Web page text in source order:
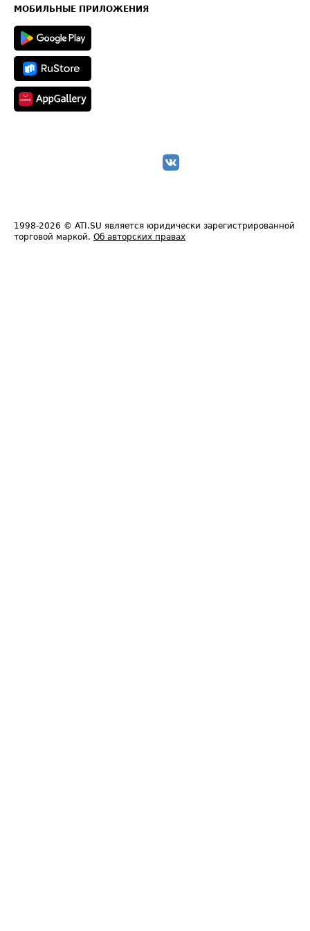
Техническая информация
МОБИЛЬНЫЕ ПРИЛОЖЕНИЯ
1998-2026 © ATI.SU является юридически зарегистрированной
торговой маркой. Об авторских правах